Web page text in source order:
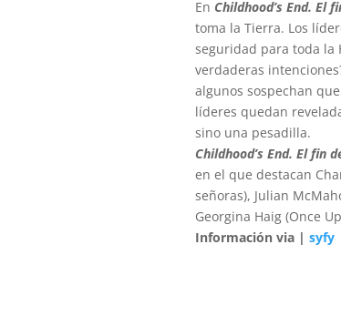
En Childhood’s End. El
toma la Tierra. Los
seguridad para toda la
verdaderas
algunos sospechan
líderes quedan
sino una pesadilla.
Childhood’s End. El fin
en el que destacan
señoras), Julian
Georgina Haig (Once
Información via | syfy